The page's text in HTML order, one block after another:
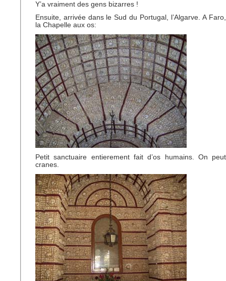
Y’a vraiment des gens bizarres !
Ensuite, arrivée dans le Sud du Portugal, l’Algarve. A
la Chapelle aux os:
Petit sanctuaire entierement fait d’os humains. On
cranes.